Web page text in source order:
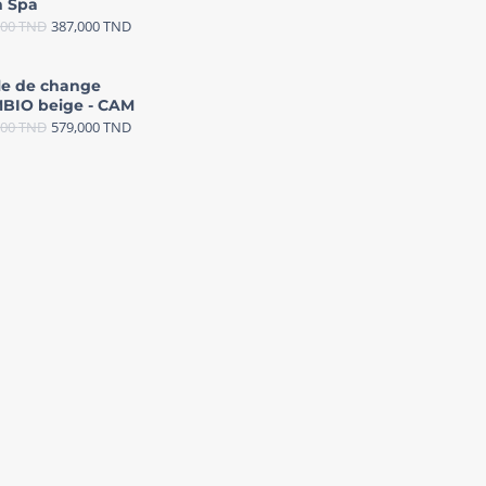
Spa
TND 387,000TND
de change
beige - CAM
TND 579,000TND